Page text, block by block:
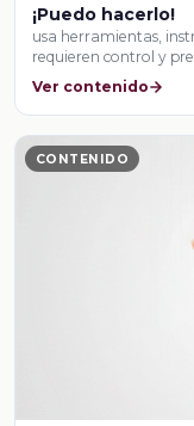
¡Puedo hacerlo!
usa herramientas,
requieren control y
Ver contenido
CONTENIDO